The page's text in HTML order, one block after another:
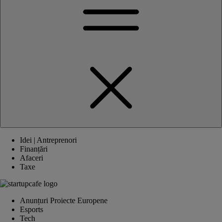
Idei | Antreprenori
Finanțări
Afaceri
Taxe
Anunțuri Proiecte Europene
Esports
Tech